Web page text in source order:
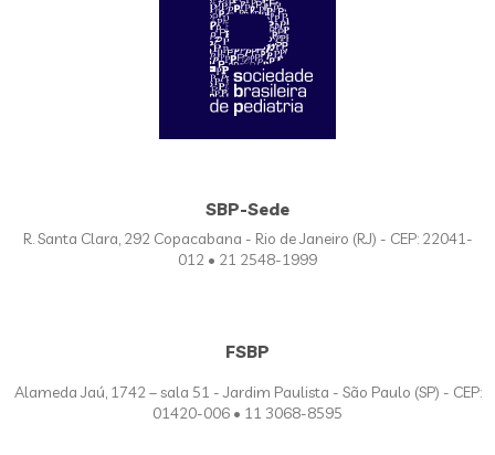
SBP-Sede
R. Santa Clara, 292 Copacabana - Rio de Janeiro (RJ) - CEP: 22041-
012 • 21 2548-1999
FSBP
Alameda Jaú, 1742 – sala 51 - Jardim Paulista - São Paulo (SP) - CEP:
01420-006 • 11 3068-8595